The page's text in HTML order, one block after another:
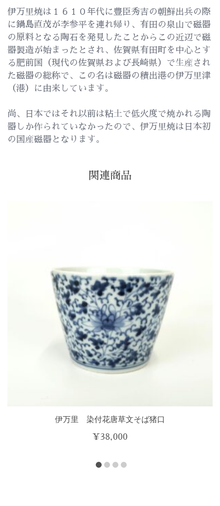
伊万里焼は１６１０年代に豊臣秀吉の朝鮮出兵の際
に鍋島直茂が李参平を連れ帰り、有田の泉山で磁器
の原料となる陶石を発見したことからこの近辺で磁
器製造が始まったとされ、佐賀県有田町を中心とす
る肥前国（現代の佐賀県および長崎県）で生産され
た磁器の総称で、この名は磁器の積出港の伊万里津
（港）に由来しています。
尚、日本ではそれ以前は粘土で低火度で焼かれる陶
器しか作られていなかったので、伊万里焼は日本初
の国産磁器となります。
関連商品
伊万里 染付花唐草文そば猪口
¥ 38,000